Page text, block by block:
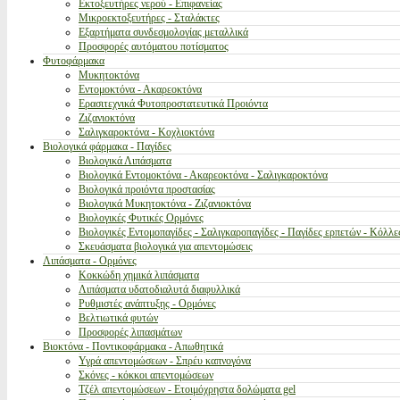
Εκτοξευτήρες νερού - Επιφανείας
Μικροεκτοξευτήρες - Σταλάκτες
Εξαρτήματα συνδεσμολογίας μεταλλικά
Προσφορές αυτόματου ποτίσματος
Φυτοφάρμακα
Μυκητοκτόνα
Εντομοκτόνα - Ακαρεοκτόνα
Ερασιτεχνικά Φυτοπροστατευτικά Προιόντα
Ζιζανιοκτόνα
Σαλιγκαροκτόνα - Κοχλιοκτόνα
Βιολογικά φάρμακα - Παγίδες
Βιολογικά Λιπάσματα
Βιολογικά Εντομοκτόνα - Ακαρεοκτόνα - Σαλιγκαροκτόνα
Βιολογικά προιόντα προστασίας
Βιολογικά Μυκητοκτόνα - Ζιζανιοκτόνα
Βιολογικές Φυτικές Ορμόνες
Βιολογικές Εντομοπαγίδες - Σαλιγκαροπαγίδες - Παγίδες ερπετών -
Σκευάσματα βιολογικά για απεντομώσεις
Λιπάσματα - Ορμόνες
Κοκκώδη χημικά λιπάσματα
Λιπάσματα υδατοδιαλυτά διαφυλλικά
Ρυθμιστές ανάπτυξης - Ορμόνες
Βελτιωτικά φυτών
Προσφορές λιπασμάτων
Βιοκτόνα - Ποντικοφάρμακα - Απωθητικά
Υγρά απεντομώσεων - Σπρέυ καπνογόνα
Σκόνες - κόκκοι απεντομώσεων
Τζέλ απεντομώσεων - Ετοιμόχρηστα δολώματα gel